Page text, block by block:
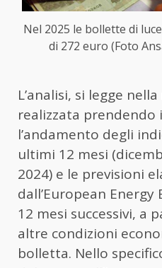
Nel 2025 le bollette di
di 272 euro (Foto
L’analisi, si legge
realizzata prendendo
l’andamento degli
ultimi 12 mesi
2024) e le previsioni
dall’European Energy
12 mesi successivi, a
altre condizioni
bolletta. Nello